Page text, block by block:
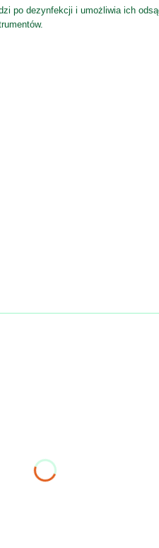
po dezynfekcji i umożliwia ich